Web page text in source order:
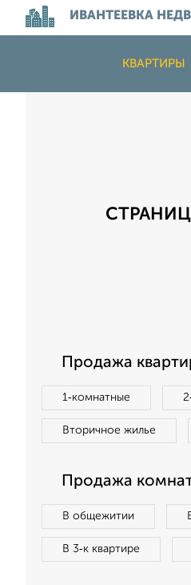
ИВАНТЕЕВКА
КВАРТИРЫ
Продажа
1‑комнатные
Вторичное жилье
Продажа
В общежитии
В 3‑к квартире